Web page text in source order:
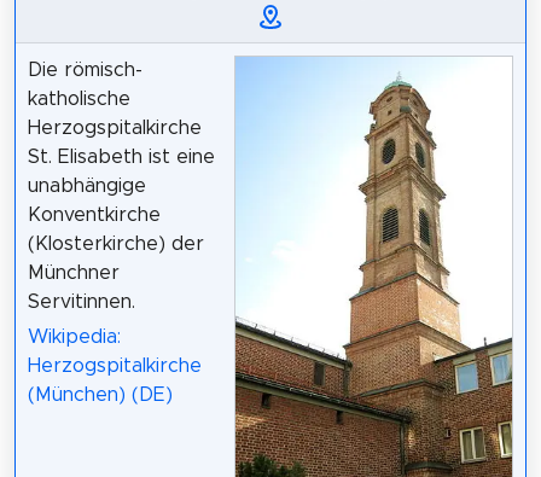
Die römisch-
katholische
Herzogspitalkirche
St. Elisabeth ist eine
unabhängige
Konventkirche
(Klosterkirche) der
Münchner
Servitinnen.
Wikipedia:
Herzogspitalkirche
(München) (DE)